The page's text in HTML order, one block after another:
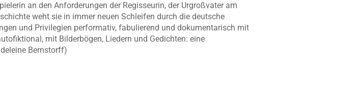
an den Anforderungen der Regisseurin, der Urgroßvater am
weht sie in immer neuen Schleifen durch die deutsche
und Privilegien performativ, fabulierend und dokumentarisch mit
mit Bilderbögen, Liedern und Gedichten: eine
Bernstorff)